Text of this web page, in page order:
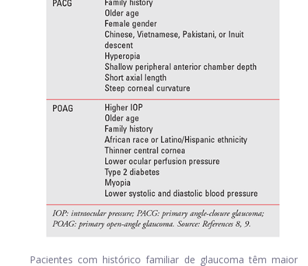
Pacientes com histórico familiar de glaucoma têm maior